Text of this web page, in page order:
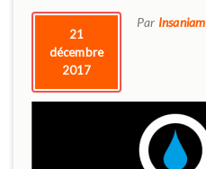
21
décembre
2017
Par Insaniam